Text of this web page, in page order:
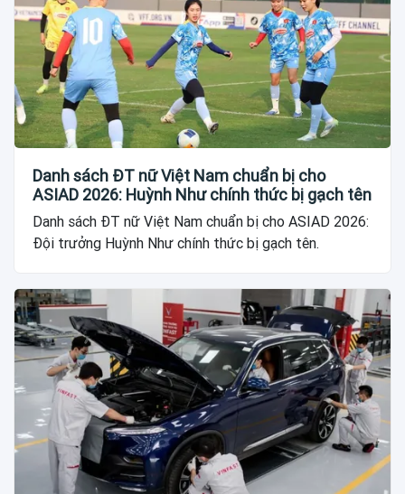
Danh sách ĐT nữ Việt Nam chuẩn bị cho
ASIAD 2026: Huỳnh Như chính thức bị gạch tên
Danh sách ĐT nữ Việt Nam chuẩn bị cho ASIAD 2026:
Đội trưởng Huỳnh Như chính thức bị gạch tên.